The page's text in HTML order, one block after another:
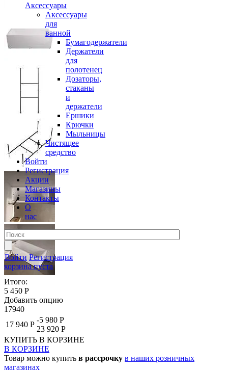
Аксессуары
Аксессуары
для
ванной
Бумагодержатели
Держатели
для
полотенец
Дозаторы,
стаканы
и
держатели
Ершики
Крючки
Мыльницы
Чистящее
средство
Войти
Регистрация
Акции
Магазины
Контакты
О
нас
Войти Регистрация
корзина пуста
Итого:
5 450 Р
Добавить опцию
17940
17 940 Р
-5 980 Р
23 920 Р
КУПИТЬ В КОРЗИНЕ
В КОРЗИНЕ
Товар можно купить в рассрочку в наших розничных
магазинах